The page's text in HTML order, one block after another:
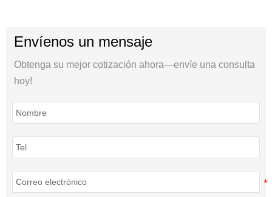
Envíenos un mensaje
Obtenga su mejor cotización ahora—envíe una consulta
hoy!